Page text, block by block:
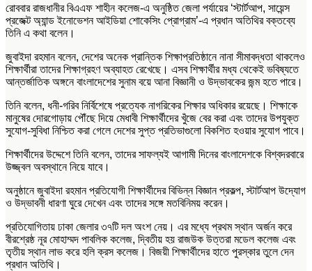
রোববার রাজধানীর বিএএফ শাহীন কলেজ-এ অনুষ্ঠিত জেলা পর্যায়ের ‘স্টার্টআপ, সায়েন্স
প্রজেক্ট অ্যান্ড ইনোভেশন আইডিয়া শোকেসিং প্রোগ্রাম’-এ প্রধান অতিথির বক্তব্যে
তিনি এ কথা বলেন।
জুবাইদা রহমান বলেন, দেশের অনেক প্রান্তিক শিক্ষাপ্রতিষ্ঠানে নানা সীমাবদ্ধতা থাকলেও
শিক্ষার্থীরা তাদের শিক্ষাগ্রহণ অব্যাহত রেখেছে। এসব শিক্ষার্থীর মধ্য থেকেই ভবিষ্যতে
আন্তর্জাতিক অঙ্গনে বাংলাদেশের সুনাম বয়ে আনা বিজ্ঞানী ও উদ্ভাবকের জন্ম হতে পারে।
তিনি বলেন, ধনী-গরিব নির্বিশেষে প্রত্যেক নাগরিকের শিক্ষার অধিকার রয়েছে। শিক্ষাকে
মানুষের দোরগোড়ায় পৌঁছে দিয়ে মেধাবী শিক্ষার্থীদের খুঁজে বের করা এবং তাদের উপযুক্ত
সুযোগ-সুবিধা নিশ্চিত করা গেলে দেশের সুপ্ত প্রতিভাগুলো বিকশিত হওয়ার সুযোগ পাবে।
শিক্ষার্থীদের উদ্দেশে তিনি বলেন, তাদের সাফল্যই আগামী দিনের বাংলাদেশকে বিশ্বদরবারে
উজ্জ্বল অবস্থানে নিয়ে যাবে।
অনুষ্ঠানে জুবাইদা রহমান প্রতিযোগী শিক্ষার্থীদের বিভিন্ন বিজ্ঞান প্রকল্প, স্টার্টআপ উদ্যোগ
ও উদ্ভাবনী ধারণা ঘুরে দেখেন এবং তাদের সঙ্গে মতবিনিময় করেন।
প্রতিযোগিতায় ঢাকা জেলার ৩৭টি দল অংশ নেয়। এর মধ্যে প্রথম স্থান অর্জন করে
বীরশ্রেষ্ঠ নূর মোহাম্মদ পাবলিক কলেজ, দ্বিতীয় হয় রাজউক উত্তরা মডেল কলেজ এবং
তৃতীয় স্থান লাভ করে হলি ক্রস কলেজ। বিজয়ী শিক্ষার্থীদের হাতে পুরস্কার তুলে দেন
প্রধান অতিথি।